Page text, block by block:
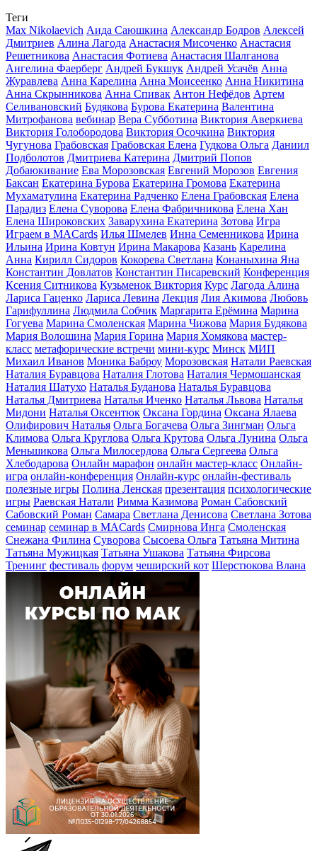
Теги
Max Nikolaevich Аида Саюшкина Александр Бодров Алексей
Дмитриев Алина Лагода Анастасия Мисоченко Анастасия
Решетникова Анастасия Фотиева Анастасия Шалганова
Ангелина Фаерберг Андрей Букшук Андрей Усачёв Анна
Журавлева Анна Карелина Анна Моисеенко Анна Никитина
Анна Скрынникова Анна Спивак Антон Нефёдов Артем
Селивановский Будякова Бурова Екатерина Валентина
Митрофанова вебинар Вера Субботина Виктория Аверкиева
Виктория Голобородова Виктория Осочкина Виктория
Чугунова Грабовская Грабовская Елена Гудкова Ольга Даниил
Подболотов Дмитриева Катерина Дмитрий Попов
Добаюкивание Ева Морозовская Евгений Морозов Евгения
Баксан Екатерина Бурова Екатерина Громова Екатерина
Мухаматулина Екатерина Радченко Елена Грабовская Елена
Парадиз Елена Суворова Елена Фабричникова Елена Хан
Елена Широковских Заварухина Екатерина Зотова Игра
Играем в MACards Илья Шмелев Инна Семенникова Ирина
Ильина Ирина Ковтун Ирина Макарова Казань Карелина
Анна Кирилл Сидоров Кокорева Светлана Конаныхина Яна
Константин Довлатов Константин Писаревский Конференция
Ксения Ситникова Кузьменок Виктория Курс Лагода Алина
Лариса Гаценко Лариса Левина Лекция Лия Акимова Любовь
Гарифуллина Людмила Собчик Маргарита Ерёмина Марина
Гогуева Марина Смоленская Марина Чижова Мария Будякова
Мария Волошина Мария Горина Мария Хомякова мастер-
класс метафорические встречи мини-курс Минск МИП
Михаил Иванов Моника Баброу Морозовская Натали Раевская
Наталия Буравцова Наталия Глотова Наталия Чермошанская
Наталия Шатухо Наталья Буданова Наталья Буравцова
Наталья Дмитриева Наталья Иченко Наталья Львова Наталья
Мидони Наталья Оксентюк Оксана Гордина Оксана Ялаева
Олифирович Наталья Ольга Богачева Ольга Зингман Ольга
Климова Ольга Круглова Ольга Крутова Ольга Лунина Ольга
Меньшикова Ольга Милосердова Ольга Сергеева Ольга
Хлебодарова Онлайн марафон онлайн мастер-класс Онлайн-
игра онлайн-конференция Онлайн-курс онлайн-фестиваль
полезные игры Полина Ленская презентация психологические
игры Раевская Натали Римма Казимова Роман Сабовский
Сабовский Роман Самара Светлана Денисова Светлана Зотова
семинар семинар в MACards Смирнова Инга Смоленская
Снежана Филина Суворова Сысоева Ольга Татьяна Митина
Татьяна Мужицкая Татьяна Ушакова Татьяна Фирсова
Тренинг фестиваль форум чеширский кот Шерстюкова Влана